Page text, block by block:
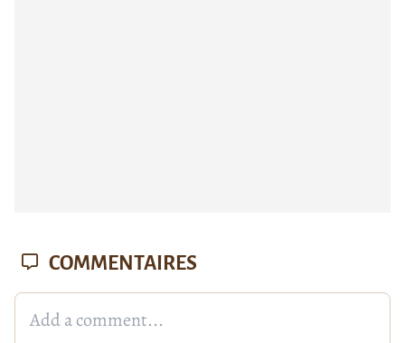
COMMENTAIRES